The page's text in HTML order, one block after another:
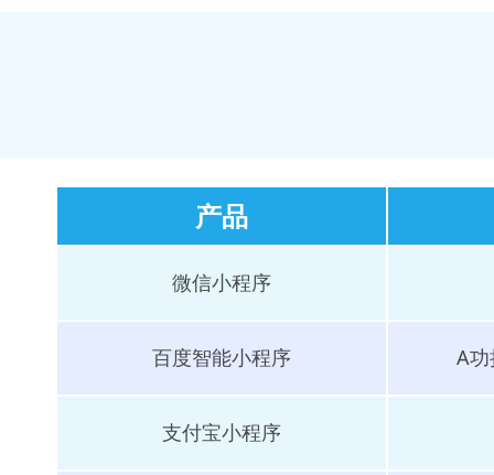
产品
微信小程序
百度智能小程序 A
支付宝小程序